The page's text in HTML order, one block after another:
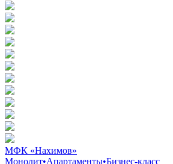
МФК «Нахимов»
Монолит•Апартаменты•Бизнес-класс